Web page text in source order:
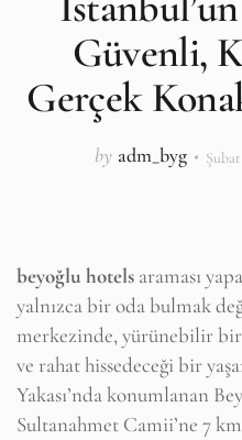
Güvenli,
Gerçek
by adm_byg
beyoğlu hotels araması
yalnızca bir oda bulmak
merkezinde, yürünebilir
ve rahat hissedeceği bir
Yakası’nda konumlanan
Sultanahmet Camii’ne 7